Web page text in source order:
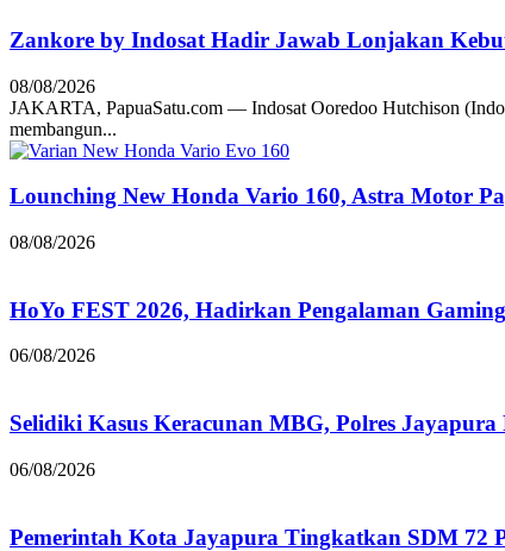
Zankore by Indosat Hadir Jawab Lonjakan
08/08/2026
JAKARTA, PapuaSatu.com — Indosat Ooredoo Hutchison
membangun...
Lounching New Honda Vario 160, Astra Motor
08/08/2026
HoYo FEST 2026, Hadirkan Pengalaman
06/08/2026
Selidiki Kasus Keracunan MBG, Polres
06/08/2026
Pemerintah Kota Jayapura Tingkatkan SDM 72